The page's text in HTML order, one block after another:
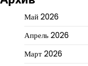
Май 2026
Апрель 2026
Март 2026